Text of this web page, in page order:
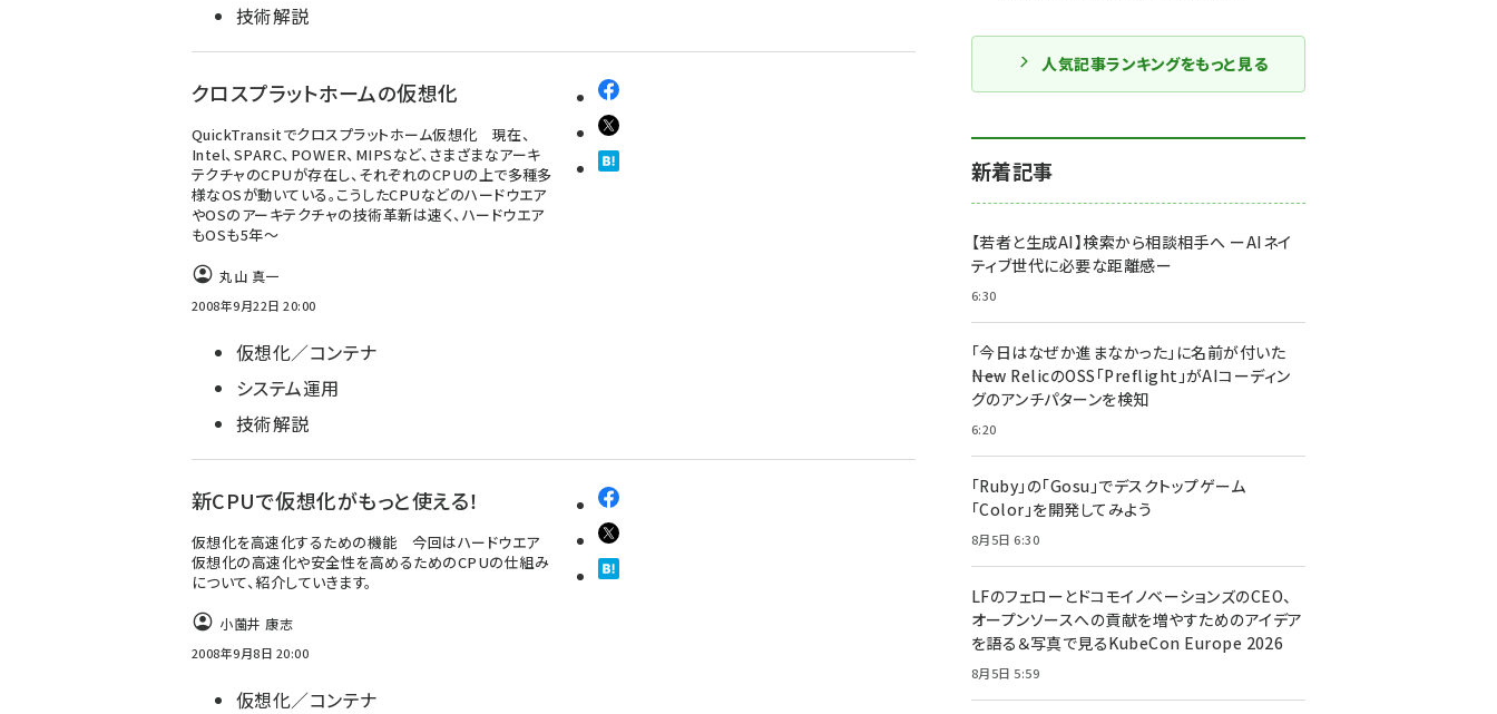
技術解説
クロスプラットホームの仮想化
QuickTransitでクロスプラットホーム仮想化 現在、
Intel、SPARC、POWER、MIPSなど、さまざまなアーキ
テクチャのCPUが存在し、それぞれのCPUの上で多種多
様なOSが動いている。こうしたCPUなどのハードウエア
やOSのアーキテクチャの技術革新は速く、ハードウエア
もOSも5年～
丸山 真一
2008年9月22日 20:00
仮想化／コンテナ
システム運用
技術解説
新CPUで仮想化がもっと使える！
仮想化を高速化するための機能 今回はハードウエア
仮想化の高速化や安全性を高めるためのCPUの仕組み
について、紹介していきます。
小薗井 康志
2008年9月8日 20:00
仮想化／コンテナ
人気記事ランキングをもっと見る
新着記事
【若者と生成AI】検索から相談相手へ ーAIネイ
ティブ世代に必要な距離感ー
6:30
「今日はなぜか進まなかった」に名前が付いた
――New RelicのOSS「Preflight」がAIコーディン
グのアンチパターンを検知
6:20
「Ruby」の「Gosu」でデスクトップゲーム
「Color」を開発してみよう
8月5日 6:30
LFのフェローとドコモイノベーションズのCEO、
オープンソースへの貢献を増やすためのアイデア
を語る＆写真で見るKubeCon Europe 2026
8月5日 5:59